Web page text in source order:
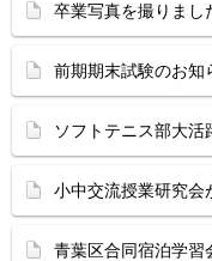
卒業写真を撮りまし
前期期末試験のお
ソフトテニス部大活
小中交流授業研究
青葉区合同宿泊学